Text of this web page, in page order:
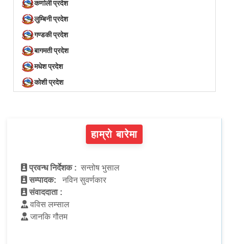
कर्णाली प्रदेश
लुम्बिनी प्रदेश
गण्डकी प्रदेश
बागमती प्रदेश
मधेश प्रदेश
कोशी प्रदेश
हाम्रो बारेमा
प्रवन्ध निर्देशक : सन्तोष भुसाल
सम्पादक:
नविन सुवर्णकार
संवाददाता :
वविस लम्साल
जानकि गौतम